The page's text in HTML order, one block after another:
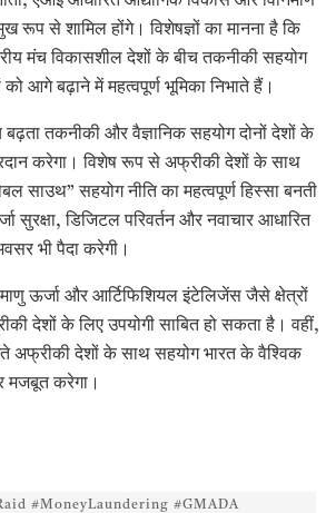
रूप से शामिल होंगे। विशेषज्ञों का मानना है कि
मंच विकासशील देशों के बीच तकनीकी सहयोग
आगे बढ़ाने में महत्वपूर्ण भूमिका निभाते हैं।
तकनीकी और वैज्ञानिक सहयोग दोनों देशों के
करेगा। विशेष रूप से अफ्रीकी देशों के साथ
साउथ” सहयोग नीति का महत्वपूर्ण हिस्सा बनती
सुरक्षा, डिजिटल परिवर्तन और नवाचार आधारित
भी पैदा करेगी।
ऊर्जा और आर्टिफिशियल इंटेलिजेंस जैसे क्षेत्रों
देशों के लिए उपयोगी साबित हो सकता है। वहीं,
अफ्रीकी देशों के साथ सहयोग भारत के वैश्विक
मजबूत करेगा।
#MoneyLaundering #GMADA